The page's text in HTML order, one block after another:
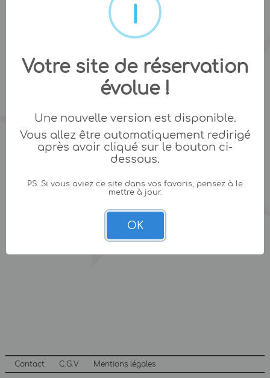
Contact C.G.V Mentions légales
Votre site de réservation
évolue !
Une nouvelle version est disponible.
Vous allez être automatiquement redirigé
après avoir cliqué sur le bouton ci-
dessous.
PS: Si vous aviez ce site dans vos favoris, pensez à le
mettre à jour.
OK